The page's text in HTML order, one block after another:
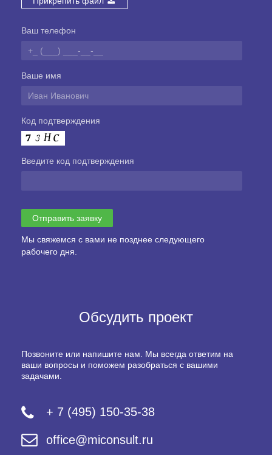
Ваш телефон
Ваше имя
Код подтверждения
Введите код подтверждения
Мы свяжемся с вами не позднее следующего
рабочего дня.
Обсудить проект
Позвоните или напишите нам. Мы всегда ответим на
ваши вопросы и поможем разобраться с вашими
задачами.
+ 7 (495) 150-35-38
office@miconsult.ru